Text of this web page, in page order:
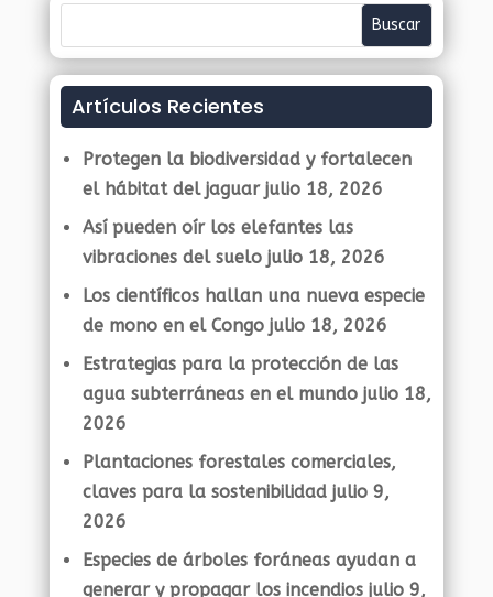
Artículos Recientes
Protegen la biodiversidad y fortalecen
el hábitat del jaguar julio 18, 2026
Así pueden oír los elefantes las
vibraciones del suelo julio 18, 2026
Los científicos hallan una nueva especie
de mono en el Congo julio 18, 2026
Estrategias para la protección de las
agua subterráneas en el mundo julio 18,
2026
Plantaciones forestales comerciales,
claves para la sostenibilidad julio 9,
2026
Especies de árboles foráneas ayudan a
generar y propagar los incendios julio 9,